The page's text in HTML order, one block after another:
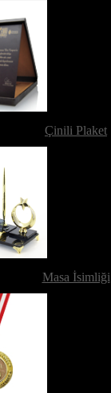
Çinili Plaket
Masa İsimliği